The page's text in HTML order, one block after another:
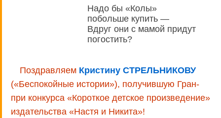
Надо бы «Колы»
побольше купить —
Вдруг они с мамой придут
погостить?
Поздравляем Кристину СТРЕЛЬНИКОВУ
(«Беспокойные истории»), получившую Гран-
при конкурса «Короткое детское произведение»
издательства «Настя и Никита»!